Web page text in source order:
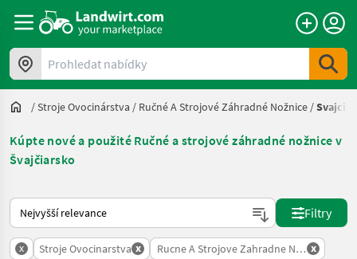
Prohledat nabídky
/Stroje Ovocinárstva / Ručné A Strojové Záhradné Nožnice /
Kúpte nové a použité Ručné a strojové záhradné nožnice v
Švajčiarsko
Takto se řadí nabídky na Landwirt.com
Filtry
x Stroje Ovocinarstva x Rucne A Strojove Zahradne Noznice
x